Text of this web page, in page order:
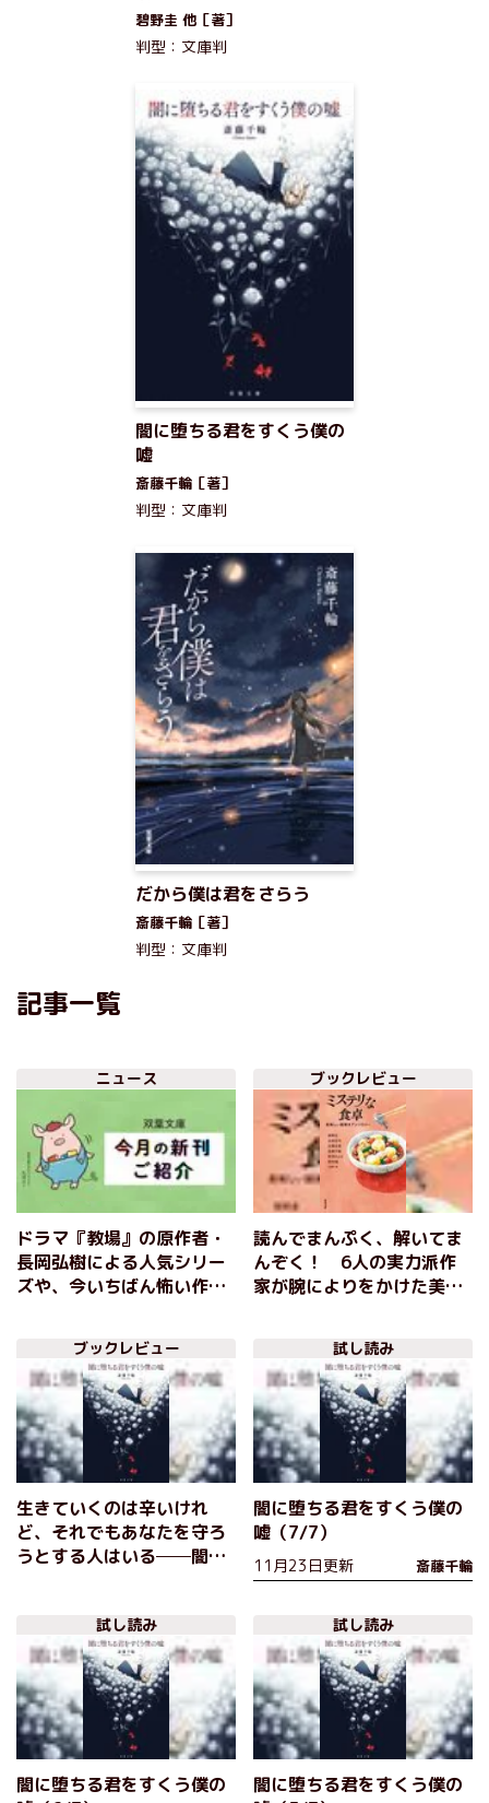
碧野圭 他［著］
判型：文庫判
闇に堕ちる君をすくう僕の
嘘
斎藤千輪［著］
判型：文庫判
だから僕は君をさらう
斎藤千輪［著］
判型：文庫判
記事一覧
ニュース
ドラマ『教場』の原作者・
長岡弘樹による人気シリー
ズや、今いちばん怖い作
庫６月の新刊をご紹介！
ブックレビュー
読んでまんぷく、解いてま
んぞく！ 6人の実力派作
家が腕によりをかけた美味
ブックレビュー
生きていくのは辛いけれ
ど、それでもあなたを守ろ
うとする人はいる──闇堕
をすくう僕の嘘』斎藤千輪
試し読み
闇に堕ちる君をすくう僕の
嘘（7/7）
11月23日更新 斎藤千輪
試し読み
闇に堕ちる君をすくう僕の
試し読み
闇に堕ちる君をすくう僕の